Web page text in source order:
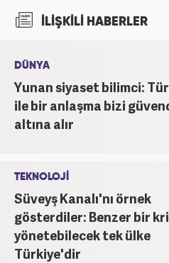
çeşitli yerel gazetelerde
stajını
Merkezi'nde 3 yıl
Ekonomi kategorilerinde
birlikte galeri ve video
ayından bu yana ise
olarak habercilik
İLİŞKİLİ HABERLER
DÜNYA
Yunan siyaset bilimci:
ile bir anlaşma bizi
altına alır
TEKNOLOJİ
Süveyş Kanalı'nı örnek
gösterdiler: Benzer bir
yönetebilecek tek ülke
Türkiye'dir